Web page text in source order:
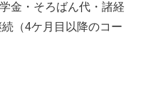
金・そろばん代・諸経
（4ケ月目以降のコー